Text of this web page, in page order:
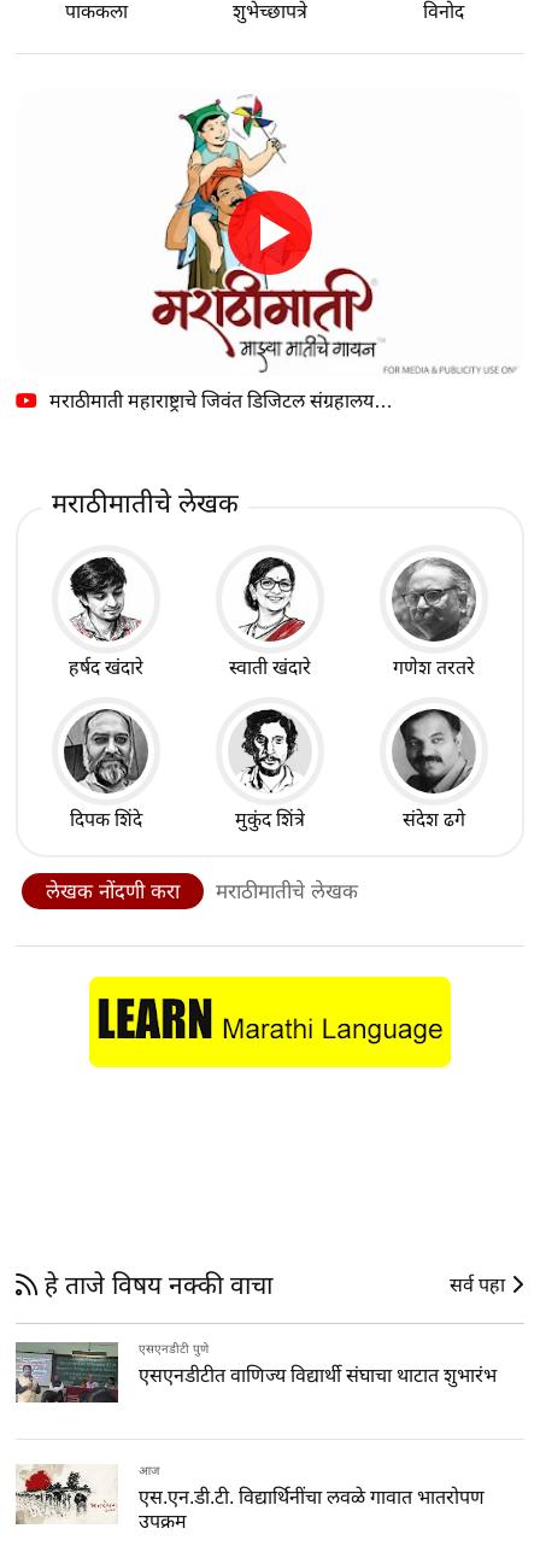
पाककला शुभेच्छापत्रे विनोद
मराठीमाती महाराष्ट्राचे जिवंत डिजिटल संग्रहालय…
मराठीमातीचे लेखक
हर्षद खंदारे स्वाती खंदारे गणेश तरतरे
दिपक शिंदे मुकुंद शिंत्रे संदेश ढगे
लेखक नोंदणी करा मराठीमातीचे लेखक
हे ताजे विषय नक्की वाचा सर्व पहा
एसएनडीटी पुणे
एसएनडीटीत वाणिज्य विद्यार्थी संघाचा थाटात शुभारंभ
आज
एस.एन.डी.टी. विद्यार्थिनींचा लवळे गावात भातरोपण
उपक्रम